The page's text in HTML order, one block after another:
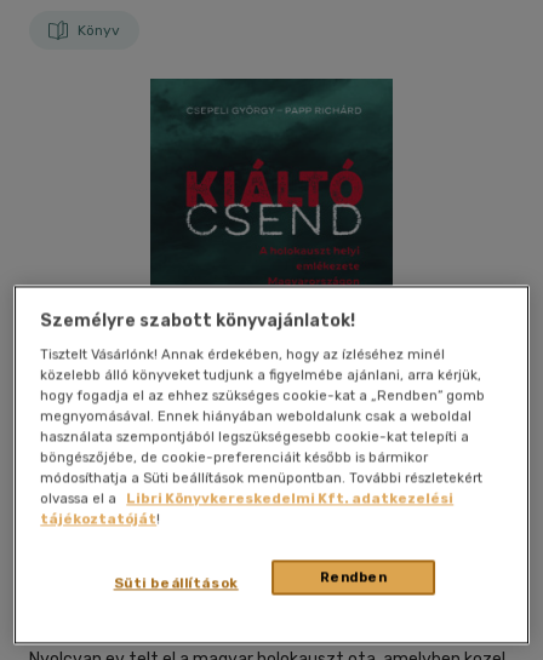
Könyv
Kívánságlistához adom Megosztom
Múlt És Jövő Alapítvány|2025 magyar nyelvű
Személyre szabott könyvajánlatok!
Tisztelt Vásárlónk! Annak érdekében, hogy az ízléséhez minél
közelebb álló könyveket tudjunk a figyelmébe ajánlani, arra kérjük,
hogy fogadja el az ehhez szükséges cookie-kat a „Rendben” gomb
megnyomásával. Ennek hiányában weboldalunk csak a weboldal
használata szempontjából legszükségesebb cookie-kat telepíti a
böngészőjébe, de cookie-preferenciáit később is bármikor
módosíthatja a Süti beállítások menüpontban. További részletekért
olvassa el a
Libri Könyvkereskedelmi Kft. adatkezelési
tájékoztatóját!
Rendben
Süti beállítások